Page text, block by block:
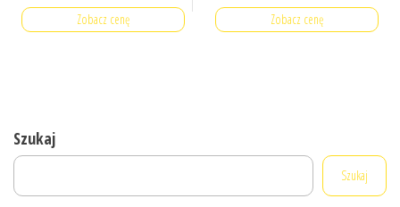
Zobacz cenę Zobacz cenę
Szukaj
Szukaj